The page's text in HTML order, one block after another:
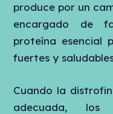
produce por un
encargado de
proteína esencial
fuertes y
Cuando la
adecuada, los